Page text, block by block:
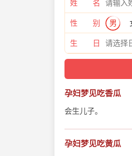
姓 名
性 别 男
生 日
孕妇梦见吃香瓜
会生儿子。
孕妇梦见吃黄瓜